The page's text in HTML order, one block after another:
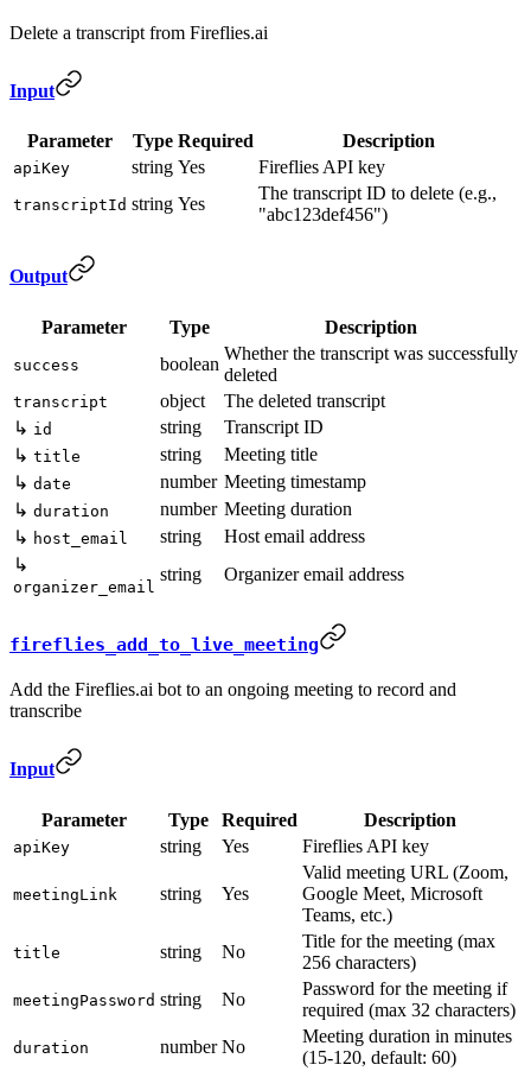
Delete a transcript from Fireflies.ai
Input
Parameter Type Required Description
apiKey string Yes Fireflies API key
transcriptId string Yes
The transcript ID to delete (e.g.,
"abc123def456")
Output
Parameter Type Description
success boolean
Whether the transcript was successfully
deleted
transcript object
The deleted transcript
↳ id string
Transcript ID
↳ title string
Meeting title
↳ date number Meeting timestamp
↳ duration number Meeting duration
↳ host_email string
Host email address
↳
organizer_email
string Organizer email address
fireflies_add_to_live_meeting
Add the Fireflies.ai bot to an ongoing meeting to record and
transcribe
Input
Parameter Type Required Description
apiKey string Yes Fireflies API key
meetingLink string Yes
Valid meeting URL (Zoom,
Google Meet, Microsoft
Teams, etc.)
title string No
Title for the meeting (max
256 characters)
meetingPassword string No
Password for the meeting if
required (max 32 characters)
duration number No
Meeting duration in minutes
(15-120, default: 60)